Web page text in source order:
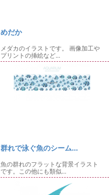
めだか
メダカのイラストです。 画像加工や
プリントの挿絵など...
群れで泳ぐ魚のシーム...
魚の群れのフラットな背景イラスト
です。この他にも類似...